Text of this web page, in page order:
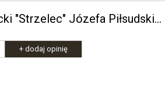
Związek Strzelecki "Strzelec" Józefa Piłsudskiego Jednostka Strzelecka 1001 im. Gen. Dyw. Janusza Głuchowskiego
+ dodaj opinię